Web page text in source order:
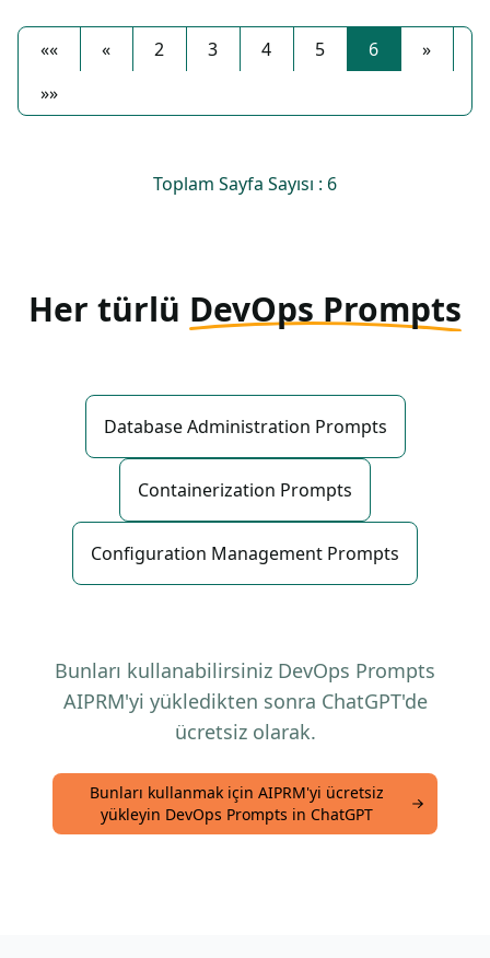
«« « 2 3 4 5 6
»
»»
Toplam Sayfa Sayısı : 6
Her türlü DevOps Prompts
Database Administration Prompts
Containerization Prompts
Configuration Management Prompts
Bunları kullanabilirsiniz DevOps Prompts
AIPRM'yi yükledikten sonra ChatGPT'de
ücretsiz olarak.
Bunları kullanmak için AIPRM'yi ücretsiz
yükleyin DevOps Prompts in ChatGPT